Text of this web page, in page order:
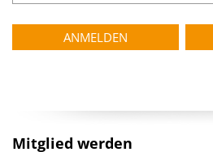
Mitglied werden